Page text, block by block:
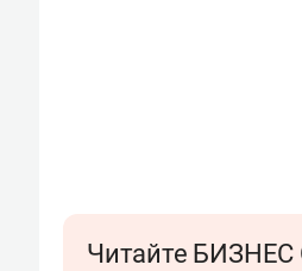
Читайте БИЗНЕС